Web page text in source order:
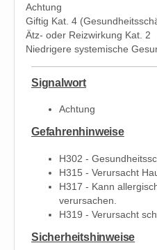
Achtung
Giftig Kat. 4
Ätz- oder Reizwirkung Kat. 2
Niedrigere systemische
Signalwort
Achtung
Gefahrenhinweise
H302 -
H315 - Verursacht
H317 - Kann
verursachen.
H319 - Verursacht
Sicherheitshinweise